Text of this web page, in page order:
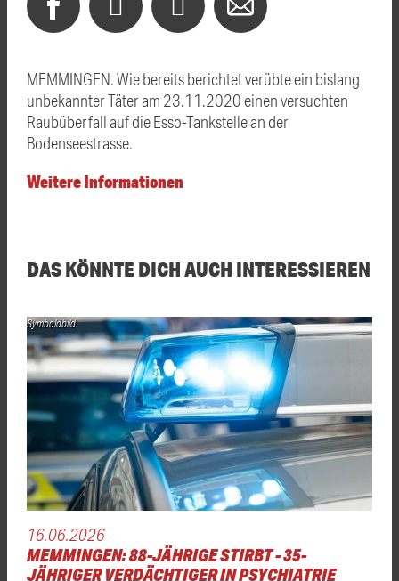
MEMMINGEN. Wie bereits berichtet verübte ein bislang
unbekannter Täter am 23.11.2020 einen versuchten
Raubüberfall auf die Esso-Tankstelle an der
Bodenseestrasse.
Weitere Informationen
DAS KÖNNTE DICH AUCH INTERESSIEREN
Symboldbild
16.06.2026
MEMMINGEN: 88-JÄHRIGE STIRBT - 35-
JÄHRIGER VERDÄCHTIGER IN PSYCHIATRIE